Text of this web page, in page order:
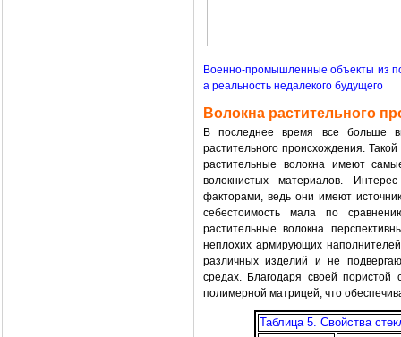
Военно-промышленные объекты из
а реальность недалекого будущего
Волокна растительного
В последнее время все больше
растительного происхождения.
растительные волокна имеют
волокнистых материалов.
факторами, ведь они имеют
себестоимость мала по
растительные волокна
неплохих армирующих
различных изделий и не
средах. Благодаря своей пористой
полимерной матрицей, что
Таблица 5. Свойства